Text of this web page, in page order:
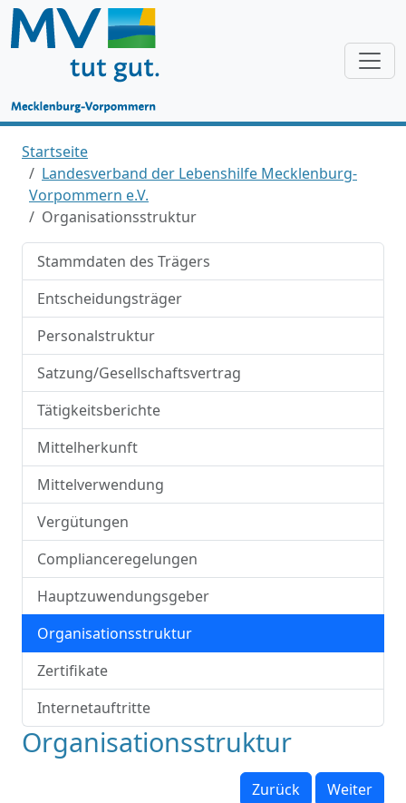
Startseite
Landesverband der Lebenshilfe Mecklenburg-
Vorpommern e.V.
Organisationsstruktur
Stammdaten des Trägers
Entscheidungsträger
Personalstruktur
Satzung/Gesellschaftsvertrag
Tätigkeitsberichte
Mittelherkunft
Mittelverwendung
Vergütungen
Complianceregelungen
Hauptzuwendungsgeber
Organisationsstruktur
Zertifikate
Internetauftritte
Organisationsstruktur
Zurück Weiter